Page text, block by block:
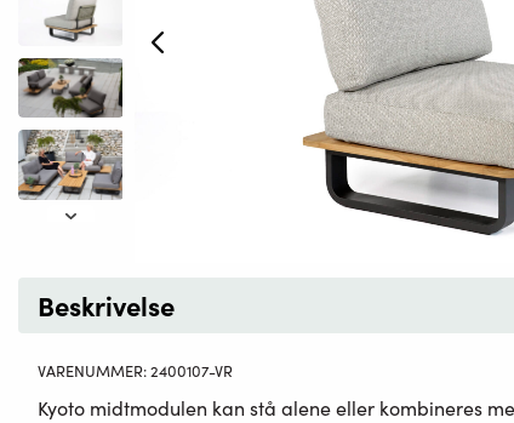
Beskrivelse
VARENUMMER:2400107-VR
Kyoto midtmodulen kan stå alene eller kombineres